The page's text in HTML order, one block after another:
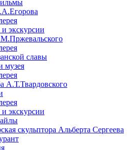
экскурсии
славы
музея
А.Т.Твардовского
экскурсии
скульптора Альберта Сергеева